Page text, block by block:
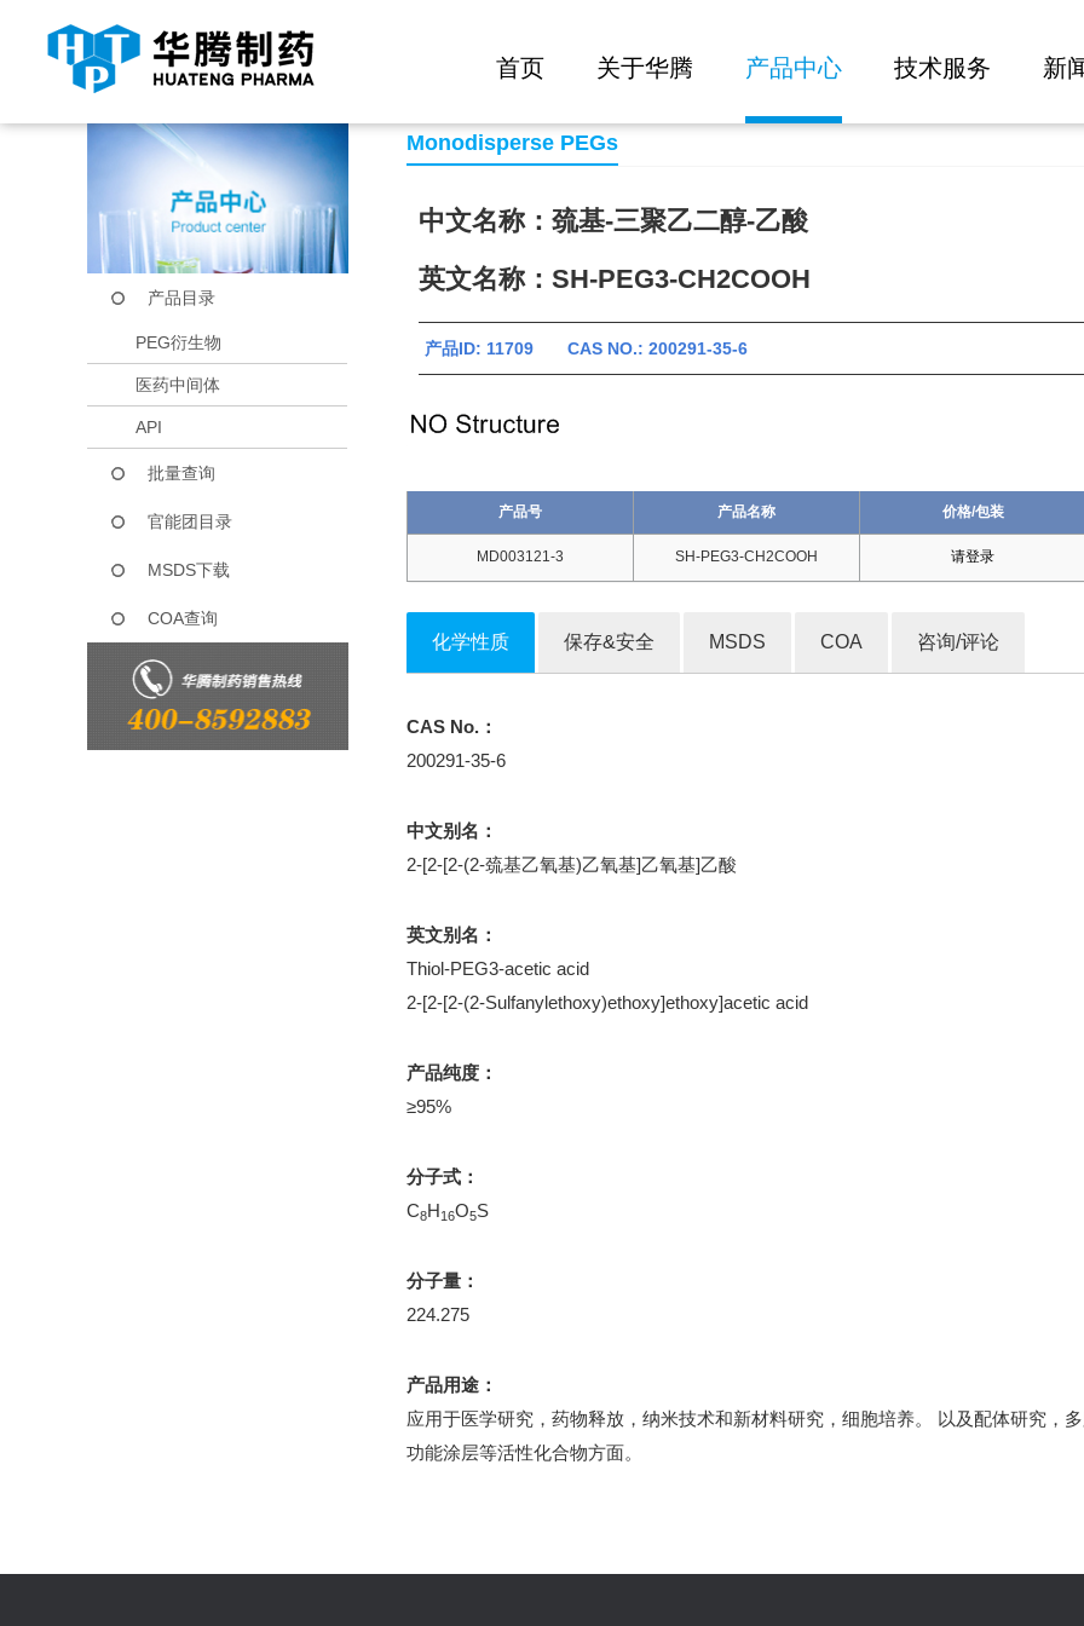
首页 关于华腾 产品中心 技术服务 新
当前位置： 首页 产品中心 SH-PEG3-CH2COOH
产品目录
PEG衍生物
医药中间体
API
批量查询
官能团目录
MSDS下载
COA查询
Monodisperse PEGs
中文名称：巯基-三聚乙二醇-乙酸
英文名称：SH-PEG3-CH2COOH
产品ID: 11709 CAS NO.: 200291-35-6
产品号 产品名称 价格/包装
MD003121-3 SH-PEG3-CH2COOH 请登录
化学性质 保存&安全 MSDS COA 咨询/评论
CAS No.：
200291-35-6
中文别名：
2-[2-[2-(2-巯基乙氧基)乙氧基]乙氧基]乙酸
英文别名：
Thiol-PEG3-acetic acid
2-[2-[2-(2-Sulfanylethoxy)ethoxy]ethoxy]acetic acid
产品纯度：
≥95%
分子式：
C8H16O5S
分子量：
224.275
产品用途：
应用于医学研究，药物释放，纳米技术和新材料研究，细胞培养。 以及配体研究，
功能涂层等活性化合物方面。